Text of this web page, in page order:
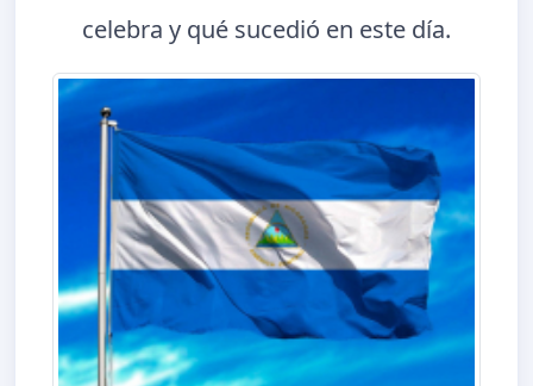
celebra y qué sucedió en este día.